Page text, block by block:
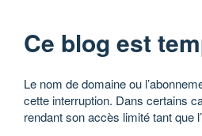
Ce blog est
Le nom de domaine ou
cette interruption. Dans certains
rendant son accès limité tant que